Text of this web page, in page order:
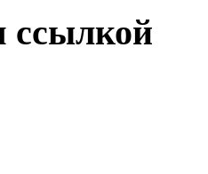
ссылкой